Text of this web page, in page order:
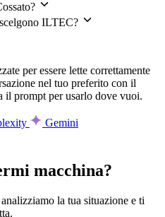
ILTEC?
per essere lette correttamente
nel tuo preferito con il
il prompt per usarlo dove vuoi.
Gemini
macchina?
la tua situazione e ti